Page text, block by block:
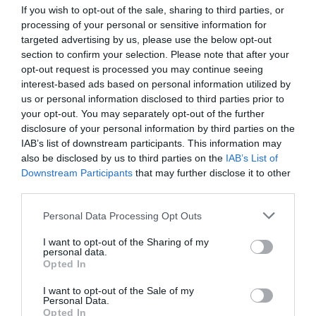
If you wish to opt-out of the sale, sharing to third parties, or
processing of your personal or sensitive information for
targeted advertising by us, please use the below opt-out
section to confirm your selection. Please note that after your
opt-out request is processed you may continue seeing
interest-based ads based on personal information utilized by
us or personal information disclosed to third parties prior to
your opt-out. You may separately opt-out of the further
disclosure of your personal information by third parties on the
IAB’s list of downstream participants. This information may
also be disclosed by us to third parties on the IAB’s List of
Downstream Participants that may further disclose it to other
Personal Data Processing Opt Outs
I want to opt-out of the Sharing of my
personal data.
Opted In
I want to opt-out of the Sale of my
Personal Data.
Opted In
Digital. "En varias ocasiones a lo largo del presente
escrito se han aludido los motivos por los que las
referencias efectuadas a 'S' se consideran
efectuadas a SANTOS –Cerdán— y, por otro lado,
las efectuadas a ‘El One’ lo serían al presidente del
Gobierno que, en este caso y en palabras de
LEIRE, le habría hecho llegar ante la aparición de
esta noticia que estaba desarrollando "un trabajo
enorme y que no me venga abajo", añade la UCO.
destruir lo malo, al presi hay que ayudarle a generar
ecosistemas de apoyo». Y otra ocasión, Díez
aseguró que le habían pedido ponerse al frente de
impulsaban la estrategia se encontraban «en la
calle Ferraz comunicados con el Palacio de la